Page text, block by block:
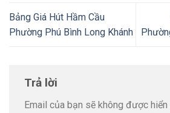
Bảng Giá Hút Hầm Cầu
Phường Phú Bình Long Khánh
Trả lời
Email của bạn sẽ không được